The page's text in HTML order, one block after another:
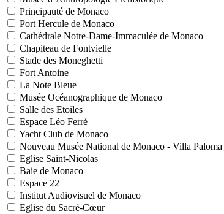
Principauté de Monaco
Port Hercule de Monaco
Cathédrale Notre-Dame-Immaculée de Monaco
Chapiteau de Fontvielle
Stade des Moneghetti
Fort Antoine
La Note Bleue
Musée Océanographique de Monaco
Salle des Etoiles
Espace Léo Ferré
Yacht Club de Monaco
Nouveau Musée National de Monaco - Villa Paloma
Eglise Saint-Nicolas
Baie de Monaco
Espace 22
Institut Audiovisuel de Monaco
Eglise du Sacré-Cœur